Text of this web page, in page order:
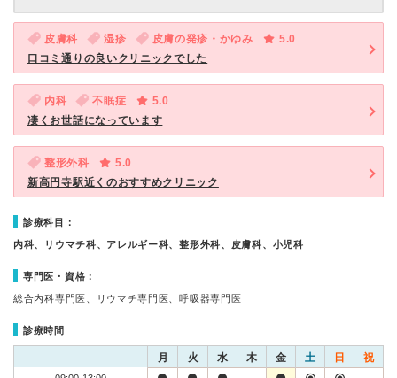
皮膚科 湿疹 皮膚の発疹・かゆみ
5.0
口コミ通りの良いクリニックでした
内科 不眠症
5.0
凄くお世話になっています
整形外科
5.0
新高円寺駅近くのおすすめクリニック
診療科目：
内科、リウマチ科、アレルギー科、整形外科、皮膚科、小児科
専門医・資格：
総合内科専門医、リウマチ専門医、呼吸器専門医
診療時間
月 火 水 木 金 土 日 祝